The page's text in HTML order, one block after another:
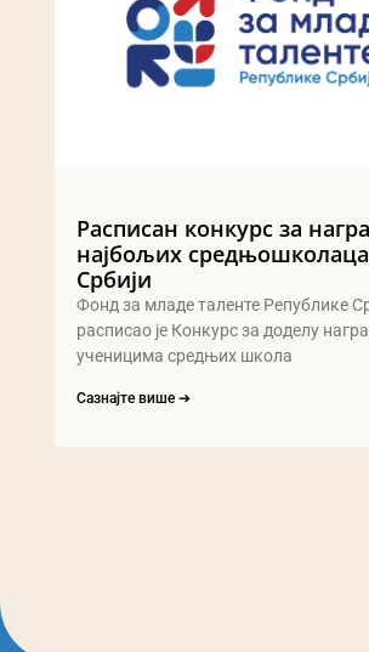
Расписан конкурс за
најбољих
Србији
Фонд за младе таленте Републике
расписао је Конкурс за доделу
ученицима средњих школа
Сазнајте више ➔